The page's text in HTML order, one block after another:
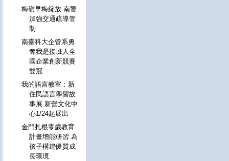
梅嶺早梅綻放 南警
加強交通疏導管
制
南臺科大企管系勇
奪我是接班人全
國企業創新競賽
雙冠
我的語言教室：新
住民語言學習故
事展 新營文化中
心1/24起展出
金門扎根零歲教育
計畫增能研習 為
孩子構建優質成
長環境